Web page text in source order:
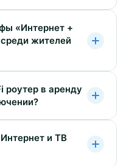
«Интернет +
жителей
роутер в аренду
и ТВ